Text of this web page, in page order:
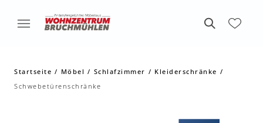
Startseite Möbel Schlafzimmer
Kleiderschränke
Schwebetürenschränke